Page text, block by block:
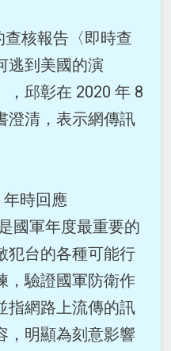
查核報告〈即時查
逃到美國的演
，邱彰在 2020 年 8
澄清，表示網傳訊
年時回應
國軍年度最重要的
犯台的各種可能行
，驗證國軍防衛作
指網路上流傳的訊
，明顯為刻意影響